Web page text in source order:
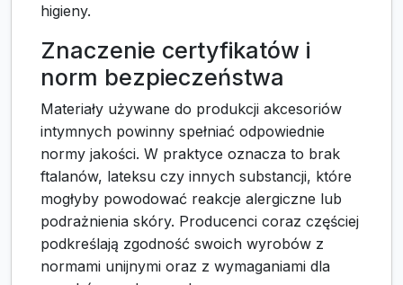
higieny.
Znaczenie certyfikatów i
norm bezpieczeństwa
Materiały używane do produkcji akcesoriów
intymnych powinny spełniać odpowiednie
normy jakości. W praktyce oznacza to brak
ftalanów, lateksu czy innych substancji, które
mogłyby powodować reakcje alergiczne lub
podrażnienia skóry. Producenci coraz częściej
podkreślają zgodność swoich wyrobów z
normami unijnymi oraz z wymaganiami dla